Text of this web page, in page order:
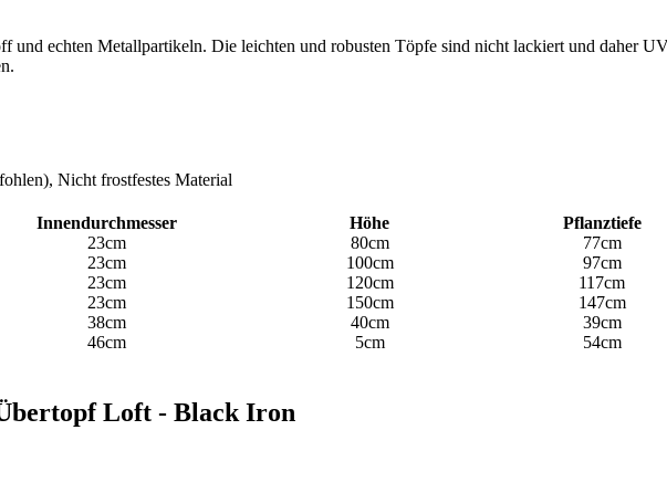
und echten Metallpartikeln. Die leichten und robusten Töpfe sind nicht lackiert und daher
Nicht frostfestes Material
Innendurchmesser Höhe Pflanztiefe
23cm 80cm 77cm
23cm 100cm 97cm
23cm 120cm 117cm
23cm 150cm 147cm
38cm 40cm 39cm
46cm 5cm 54cm
Loft - Black Iron